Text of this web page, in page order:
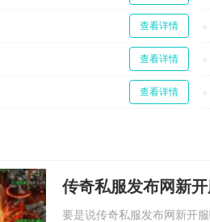
查看详情
查看详情
查看详情
传奇私服发布网新
要是说传奇私服发布网新开